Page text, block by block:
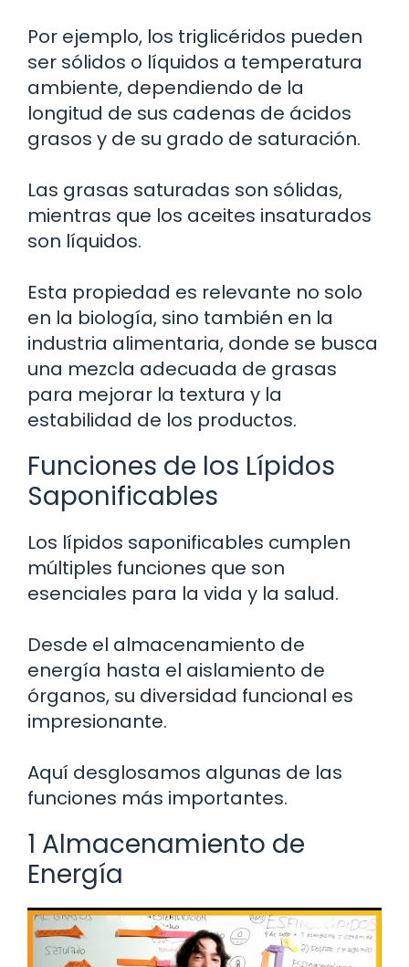
Por ejemplo, los triglicéridos pueden
ser sólidos o líquidos a temperatura
ambiente, dependiendo de la
longitud de sus cadenas de ácidos
grasos y de su grado de saturación.
Las grasas saturadas son sólidas,
mientras que los aceites insaturados
son líquidos.
Esta propiedad es relevante no solo
en la biología, sino también en la
industria alimentaria, donde se busca
una mezcla adecuada de grasas
para mejorar la textura y la
estabilidad de los productos.
Funciones de los Lípidos
Saponificables
Los lípidos saponificables cumplen
múltiples funciones que son
esenciales para la vida y la salud.
Desde el almacenamiento de
energía hasta el aislamiento de
órganos, su diversidad funcional es
impresionante.
Aquí desglosamos algunas de las
funciones más importantes.
1 Almacenamiento de
Energía